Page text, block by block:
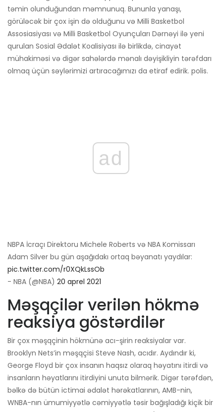
təmin olunduğundan məmnunuq. Bununla yanaşı,
görüləcək bir çox işin də olduğunu və Milli Basketbol
Assosiasiyası və Milli Basketbol Oyunçuları Dərnəyi ilə yeni
qurulan Sosial Ədalət Koalisiyası ilə birlikdə, cinayət
mühakiməsi və digər sahələrdə mənalı dəyişikliyin tərəfdarı
olmaq üçün səylərimizi artıracağımızı da etiraf edirik. polis.
ad
NBPA İcraçı Direktoru Michele Roberts və NBA Komissarı
Adam Silver bu gün aşağıdakı ortaq bəyanatı yaydılar:
pic.twitter.com/r0XQkLssOb
- NBA (@NBA) 20 aprel 2021
Məşqçilər verilən hökmə
reaksiya göstərdilər
Bir çox məşqçinin hökmünə acı-şirin reaksiyalar var.
Brooklyn Nets’in məşqçisi Steve Nash, acıdır. Aydındır ki,
George Floyd bir çox insanın haqsız olaraq həyatını itirdi və
insanların həyatlarını itirdiyini unuta bilmərik. Digər tərəfdən,
bəlkə də bütün ictimai ədalət hərəkatlarının, AMB-nin,
WNBA-nın ümumiyyətlə cəmiyyətlə təsir bağışladığı kiçik bir